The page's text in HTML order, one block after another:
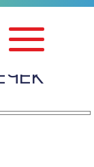
И